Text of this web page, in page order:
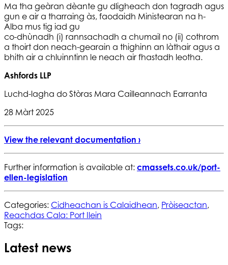
Ma tha geàran dèante gu dligheach don tagradh agus
gun e air a tharraing às, faodaidh Ministearan na h-
Alba mus tig iad gu
co-dhùnadh (i) rannsachadh a chumail no (ii) cothrom
a thoirt don neach-gearain a thighinn an làthair agus a
bhith air a chluinntinn le neach air fhastadh leotha.
Ashfords LLP
Luchd-lagha do Stòras Mara Cailleannach Earranta
28 Màrt 2025
View the relevant documentation ›
Further information is available at: cmassets.co.uk/port-
ellen-legislation
Categories: Cidheachan is Calaidhean, Pròiseactan,
Reachdas Cala: Port Ilein
Tags:
Latest news